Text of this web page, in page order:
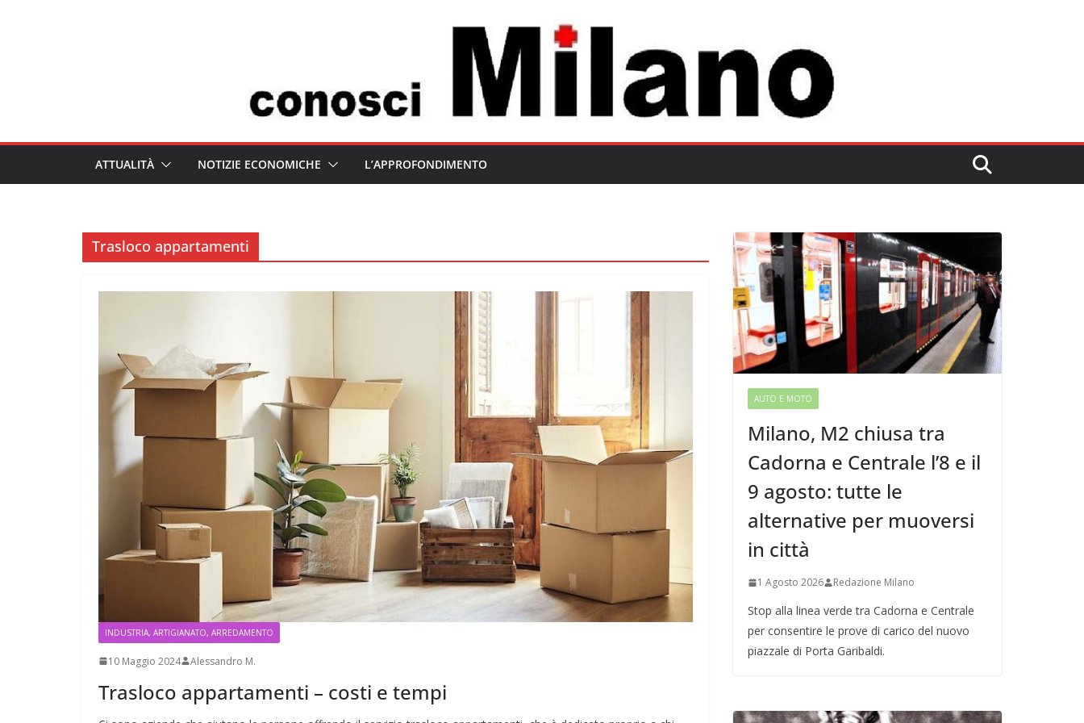
ATTUALITÀ NOTIZIE ECONOMICHE L’APPROFONDIMENTO
Trasloco appartamenti
INDUSTRIA, ARTIGIANATO, ARREDAMENTO
10 Maggio 2024 Alessandro M.
Trasloco appartamenti – costi e tempi
AUTO E MOTO
Milano, M2 chiusa tra
Cadorna e Centrale l’8 e il
9 agosto: tutte le
alternative per muoversi
in città
1 Agosto 2026 Redazione Milano
Stop alla linea verde tra Cadorna e Centrale
per consentire le prove di carico del nuovo
piazzale di Porta Garibaldi.